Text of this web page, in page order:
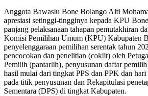
Anggota Bawaslu Bone Bolango Alti
apresiasi setinggi-tingginya kepada KPU
panjang pelaksanaan tahapan pemutakhiran
Komisi Pemilihan Umum (KPU) Kabupaten
penyelenggaraan pemilihan serentak tahun
pencocokan dan penelitian (coklit) oleh
Pemilih (pantarlih), penyusunan daftar
hasil mulai dari tingkat PPS dan PPK dan hari
pada titik penyusunan dan Rekapitulasi
Sementara (DPS) di tingkat Kabupaten.